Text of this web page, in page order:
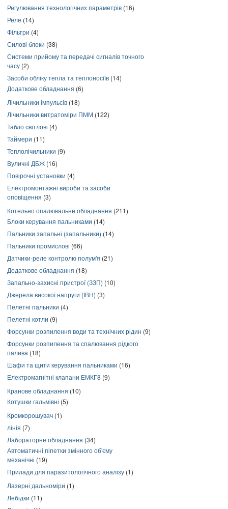
Регулювання технологічних параметрів (16)
Реле (14)
Фільтри (4)
Силові блоки (38)
Системи прийому та передачі сигналів точного
часу (2)
Засоби обліку тепла та теплоносіїв (14)
Додаткове обладнання (6)
Лічильники імпульсів (18)
Лічильники витратоміри ПММ (122)
Табло світлові (4)
Таймери (11)
Теплолічильники (9)
Вуличні ДБЖ (16)
Повірочні установки (4)
Електромонтажні вироби та засоби
оповіщення (3)
Котельно опалювальне обладнання (211)
Блоки керування пальниками (14)
Пальники запальні (запальники) (14)
Пальники промислові (66)
Датчики-реле контролю полум'я (21)
Додаткове обладнання (18)
Запально-захисні пристрої (ЗЗП) (10)
Джерела високої напруги (ІВН) (3)
Пелетні пальники (4)
Пелетні котли (9)
Форсунки розпилення води та технічних рідин (9)
Форсунки розпилення та спалювання рідкого
палива (18)
Шафи та щити керування пальниками (16)
Електромагнітні клапани ЕМКГ8 (9)
Кранове обладнання (10)
Котушки гальмівні (5)
Кромкорошувач (1)
лінія (7)
Лабораторне обладнання (34)
Автоматичні піпетки змінного об'єму
механічні (19)
Прилади для паразитологічного аналізу (1)
Лазерні дальноміри (1)
Лебідки (11)